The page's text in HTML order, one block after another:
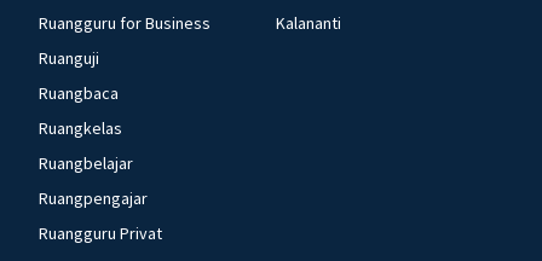
Ruangguru for Business
Ruanguji
Ruangbaca
Ruangkelas
Ruangbelajar
Ruangpengajar
Ruangguru Privat
Kalananti